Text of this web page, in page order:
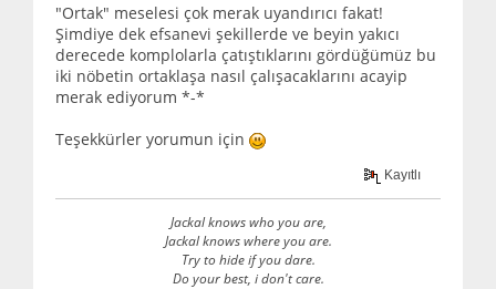
"Ortak" meselesi çok merak uyandırıcı fakat!
Şimdiye dek efsanevi şekillerde ve beyin yakıcı
derecede komplolarla çatıştıklarını gördüğümüz bu
iki nöbetin ortaklaşa nasıl çalışacaklarını acayip
merak ediyorum *-*
Teşekkürler yorumun için
Kayıtlı
Jackal knows who you are,
Jackal knows where you are.
Try to hide if you dare.
Do your best, i don't care.